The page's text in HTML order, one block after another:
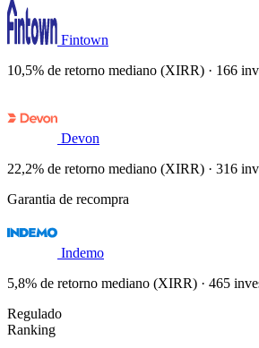
Fintown
10,5% de retorno mediano (XIRR) · 166
Devon
22,2% de retorno mediano (XIRR) · 316
Garantia de recompra
Indemo
5,8% de retorno mediano (XIRR) · 465
Regulado
Ranking